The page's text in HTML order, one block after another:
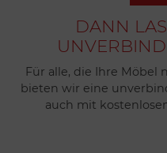
DANN
Für alle, die Ihre Möbel
bieten wir eine
auch mit